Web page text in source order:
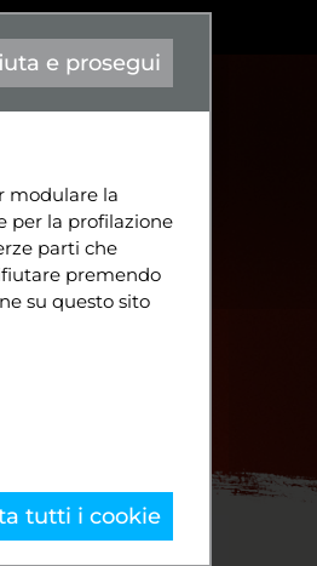
SOCIO
e prosegui
modulare la
per la profilazione
parti che
premendo
su questo sito
tutti i cookie